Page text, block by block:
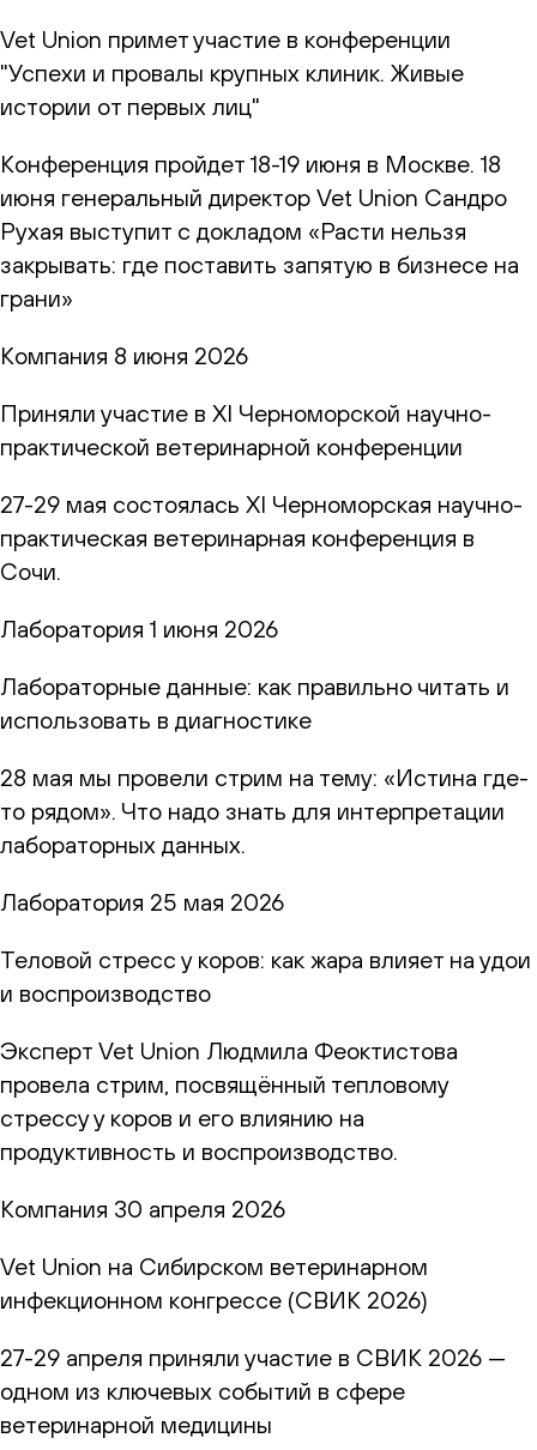
Vet Union примет участие в конференции
"Успехи и провалы крупных клиник. Живые
истории от первых лиц"
Конференция пройдет 18-19 июня в Москве. 18
июня генеральный директор Vet Union Сандро
Рухая выступит с докладом «Расти нельзя
закрывать: где поставить запятую в бизнесе на
грани»
Компания 8 июня 2026
Приняли участие в XI Черноморской научно-
практической ветеринарной конференции
27-29 мая состоялась XI Черноморская научно-
практическая ветеринарная конференция в
Сочи.
Лаборатория 1 июня 2026
Лабораторные данные: как правильно читать и
использовать в диагностике
28 мая мы провели стрим на тему: «Истина где-
то рядом». Что надо знать для интерпретации
лабораторных данных.
Лаборатория 25 мая 2026
Теловой стресс у коров: как жара влияет на удои
и воспроизводство
Эксперт Vet Union Людмила Феоктистова
провела стрим, посвящённый тепловому
стрессу у коров и его влиянию на
продуктивность и воспроизводство.
Компания 30 апреля 2026
Vet Union на Сибирском ветеринарном
инфекционном конгрессе (СВИК 2026)
27-29 апреля приняли участие в СВИК 2026 —
одном из ключевых событий в сфере
ветеринарной медицины